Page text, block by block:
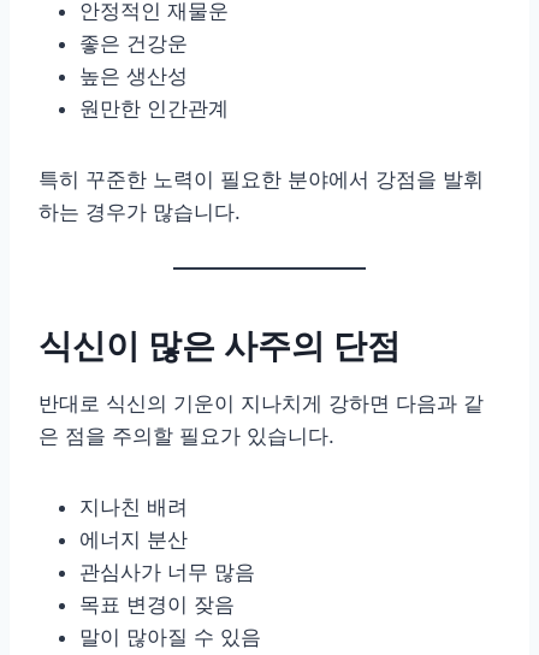
안정적인 재물운
좋은 건강운
높은 생산성
원만한 인간관계
특히 꾸준한 노력이 필요한 분야에서 강점을 발휘
하는 경우가 많습니다.
식신이 많은 사주의 단점
반대로 식신의 기운이 지나치게 강하면 다음과 같
은 점을 주의할 필요가 있습니다.
지나친 배려
에너지 분산
관심사가 너무 많음
목표 변경이 잦음
말이 많아질 수 있음